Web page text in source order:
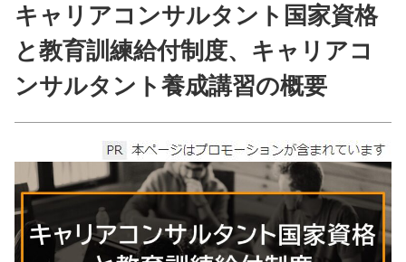
キャリアコンサルタント国家資格
と教育訓練給付制度、キャリアコ
ンサルタント養成講習の概要